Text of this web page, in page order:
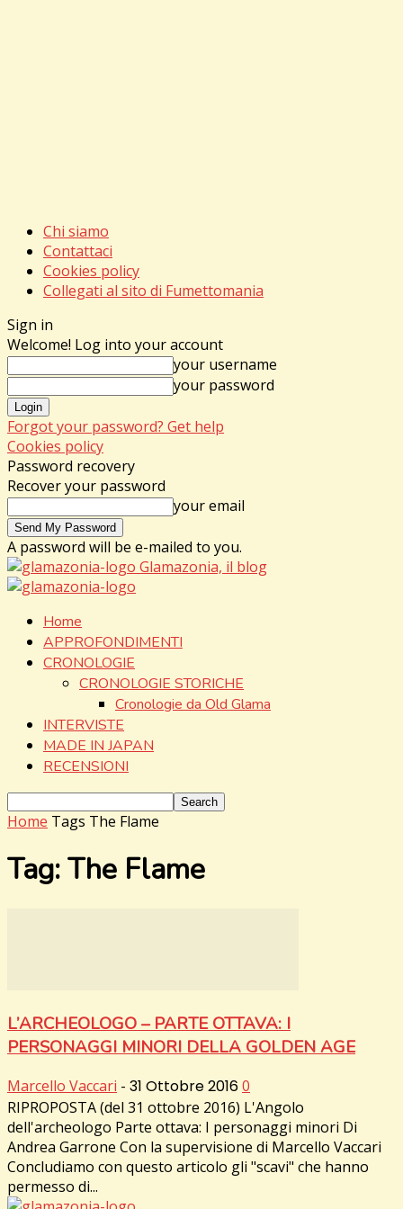
Chi siamo
Contattaci
Cookies policy
Collegati al sito di Fumettomania
Sign in
Welcome! Log into your account
your username
your password
Forgot your password? Get help
Cookies policy
Password recovery
Recover your password
your email
A password will be e-mailed to you.
Glamazonia, il blog
Home
APPROFONDIMENTI
CRONOLOGIE
CRONOLOGIE STORICHE
Cronologie da Old Glama
INTERVISTE
MADE IN JAPAN
RECENSIONI
Home Tags The Flame
Tag: The Flame
L’ARCHEOLOGO – PARTE OTTAVA: I
PERSONAGGI MINORI DELLA GOLDEN AGE
Marcello Vaccari - 31 Ottobre 20160
RIPROPOSTA (del 31 ottobre 2016) L'Angolo
dell'archeologo Parte ottava: I personaggi minori Di
Andrea Garrone Con la supervisione di Marcello Vaccari
Concludiamo con questo articolo gli "scavi" che hanno
permesso di...